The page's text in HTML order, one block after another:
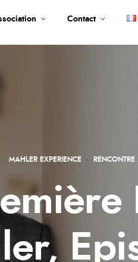
Contact
MAHLER EXPERIENCE ·